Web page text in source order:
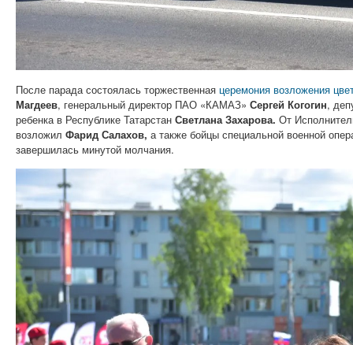
После парада состоялась торжественная церемония возложения
Магдеев, генеральный директор ПАО «КАМАЗ» Сергей Когогин,
ребенка в Республике Татарстан Светлана Захарова. От
возложил Фарид Салахов, а также бойцы специальной военной
завершилась минутой молчания.